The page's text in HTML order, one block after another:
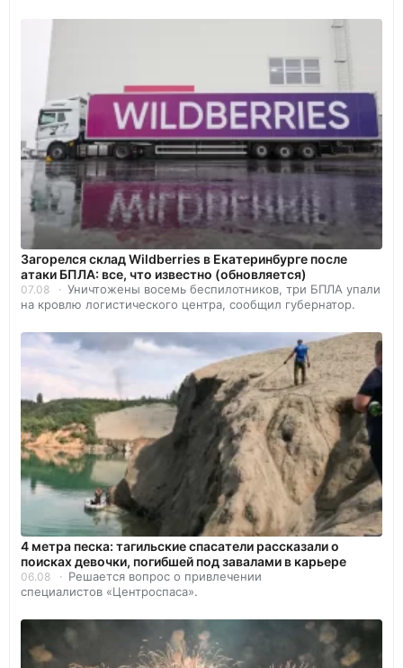
Загорелся склад Wildberries в Екатеринбурге после
атаки БПЛА: все, что известно (обновляется)
07.08
Уничтожены восемь беспилотников, три БПЛА упали
на кровлю логистического центра, сообщил губернатор.
4 метра песка: тагильские спасатели рассказали о
поисках девочки, погибшей под завалами в карьере
06.08
Решается вопрос о привлечении
специалистов «Центроспаса».